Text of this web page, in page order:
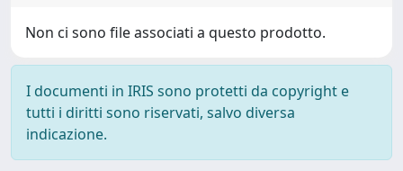
Non ci sono file associati a questo prodotto.
I documenti in IRIS sono protetti da copyright e
tutti i diritti sono riservati, salvo diversa
indicazione.